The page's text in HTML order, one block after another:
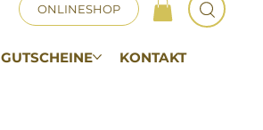
ONLINESHOP
GUTSCHEINE KONTAKT